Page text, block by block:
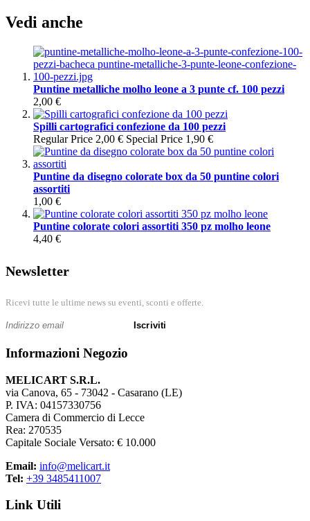
Vedi anche
Puntine metalliche molho leone a 3 punte cf. 100 pezzi
2,00 €
Spilli cartografici confezione da 100 pezzi
Regular Price 2,00 € Special Price 1,90 €
Puntine da disegno colorate box da 50 puntine colori
assortiti
1,00 €
Puntine colorate colori assortiti 350 pz molho leone
4,40 €
Newsletter
Ricevi tutte le ultime news su eventi, sconti e offerte.
Iscriviti
Informazioni Negozio
MELICART S.R.L.
via Canova, 65 - 73042 - Casarano (LE)
P. IVA: 04157330756
Camera di Commercio di Lecce
Rea: 270535
Capitale Sociale Versato: € 10.000
Email: info@melicart.it
Tel: +39 3485411007
Link Utili